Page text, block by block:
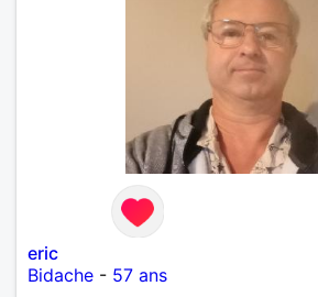
eric
Bidache - 57 ans